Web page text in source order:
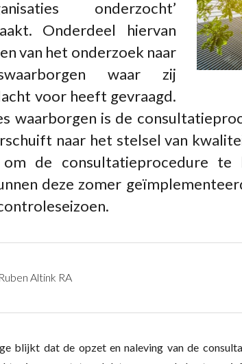
onderzocht’
Onderdeel hiervan
van het onderzoek naar
waar zij
voor heeft gevraagd.
waarborgen is de
naar het stelsel van
de consultatieprocedure te
deze zomer
Altink RA
blijkt dat de opzet en naleving van de